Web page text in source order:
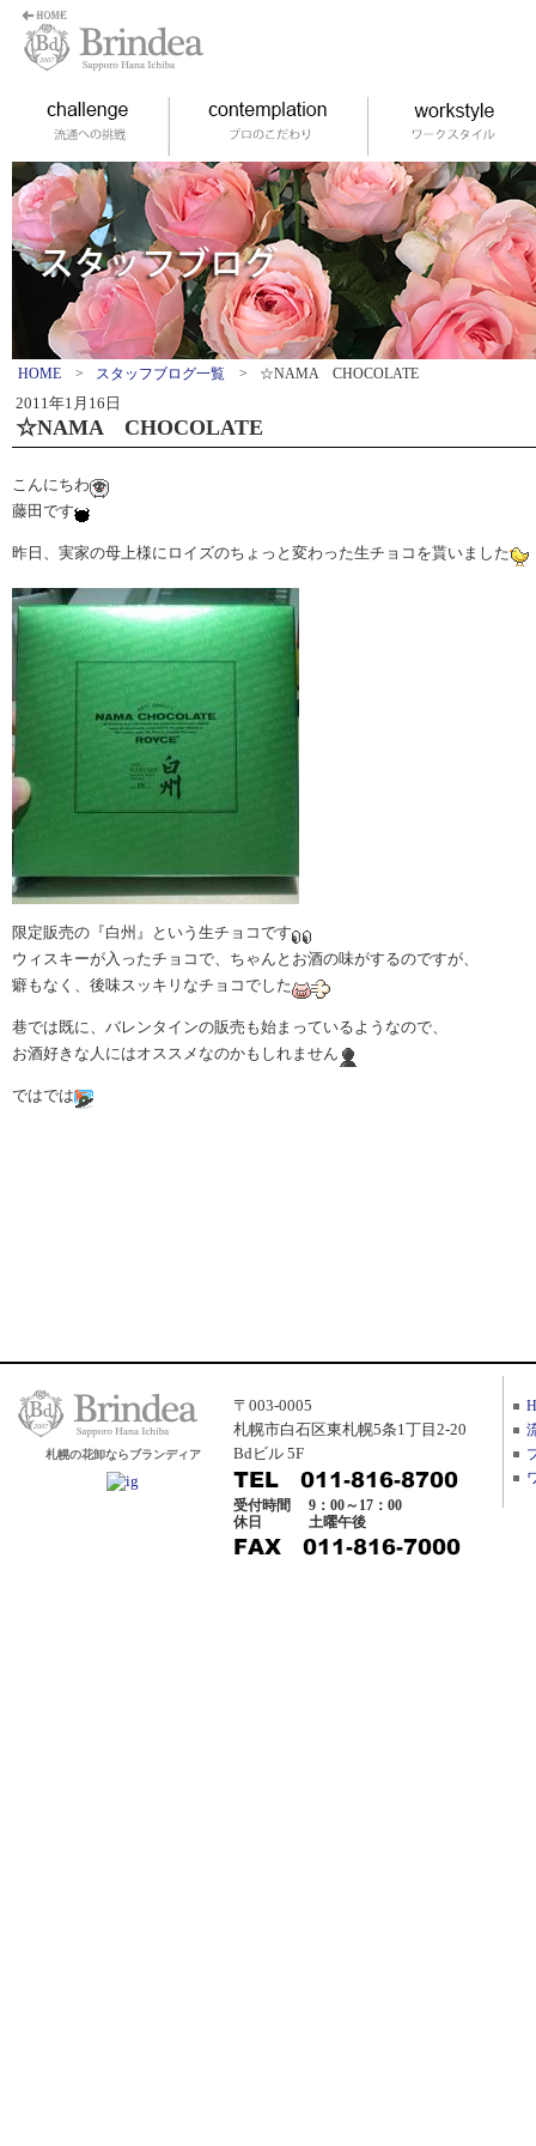
HOME > スタッフブログ一覧 > ☆NAMA CHOCOLATE
2011年1月16日
☆NAMA CHOCOLATE
こんにちわ
藤田です
昨日、実家の母上様にロイズのちょっと変わった生チョコを貰いました
限定販売の『白州』という生チョコです
ウィスキーが入ったチョコで、ちゃんとお酒の味がするのですが、
癖もなく、後味スッキリなチョコでした
巷では既に、バレンタインの販売も始まっているようなので、
お酒好きな人にはオススメなのかもしれません
ではでは
札幌の花卸ならブランディア
〒003-0005
札幌市白石区東札幌5条1丁目2-20
Bdビル 5F
受付時間
9：00～17：00
休日
土曜午後